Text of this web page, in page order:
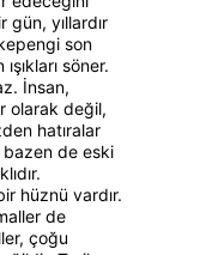
gün, yıllardır
son
söner.
İnsan,
olarak değil,
hatıralar
bazen de eski
hüznü vardır.
de
çoğu